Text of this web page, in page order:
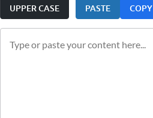
UPPER CASE PASTE COPY